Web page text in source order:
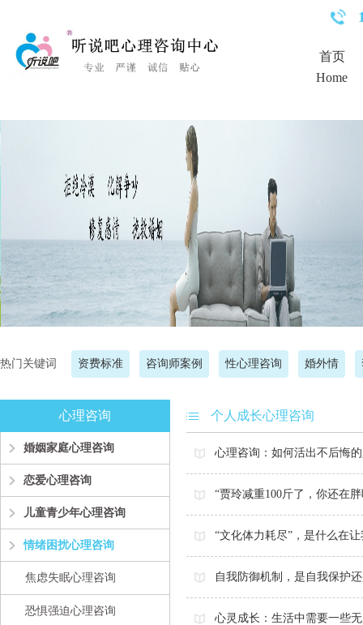
首页
Home
热门关键词 资费标准 咨询师案例 性心理咨询 婚外情
心理咨询
婚姻家庭心理咨询
恋爱心理咨询
儿童青少年心理咨询
情绪困扰心理咨询
焦虑失眠心理咨询
恐惧强迫心理咨询
个人成长心理咨询
心理咨询：如何活出不后悔
“贾玲减重100斤了，你还在
“文化体力耗尽”，是什么在
自我防御机制，是自我保护
心灵成长：生活中需要一些